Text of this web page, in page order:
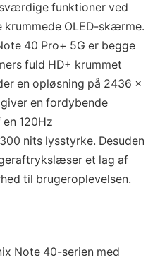
funktioner ved
OLED-skærme.
40 Pro+ 5G er begge
fuld HD+ krummet
en opløsning på 2436 ×
en fordybende
120Hz
nits lysstyrke. Desuden
et lag af
til brugeroplevelsen.
Note 40-serien med